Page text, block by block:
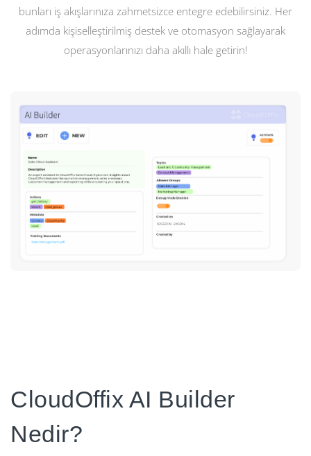
bunları iş akışlarınıza zahmetsizce entegre edebilirsiniz. Her
adımda kişiselleştirilmiş destek ve otomasyon sağlayarak
operasyonlarınızı daha akıllı hale getirin!
CloudOffix AI Builder
Nedir?